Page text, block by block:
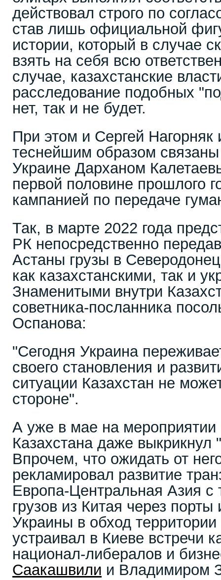
действовал строго по
став лишь официальной
истории, который в случае
взять на себя всю
случае, казахстанские
расследование подобных
нет, так и не будет.
При этом и Сергей
теснейшим образом
Украине Дарханом
первой половине прошлого
кампанией по передаче
Так, в марте 2022 года
РК непосредственно
Астаны грузы в
как казахстанскими, так и
Знаменитыми внутри
советника-посланника
Оспанова:
"Сегодня Украина
своего становления и
ситуации Казахстан не
стороне".
А уже в мае на мероприятии
Казахстана даже выкрикнул
Впрочем, что ожидать от
рекламировал развитие
Европа-Центральная Азия с
грузов из Китая через
Украины в обход
устраивал в Киеве встречи
национал-либералов и
Саакашвили и Владимиром